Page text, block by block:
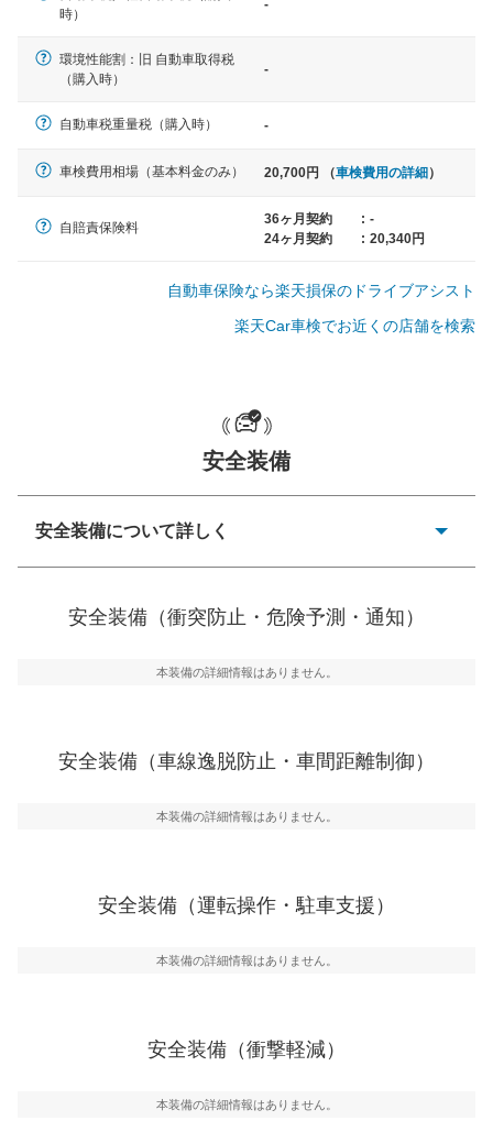
軽自動車
ノア、セレナ、プリウス、カロー
クラウン、アルファード、フォレ
時）
-
環境性能割：旧 自動車取得税
（購入時）
-
自動車税重量税（購入時） -
車検費用相場（基本料金のみ） 20,700円 （車検費用の詳細）
自賠責保険料
36ヶ月契約 : -
24ヶ月契約
: 20,340円
自動車保険なら楽天損保のドライブアシスト
楽天Car車検でお近くの店舗を検索
安全装備
安全装備について詳しく
ーキアシスト、ABSなどが装備されています。
車線逸脱防止
車線のはみだしやふらつきを防止するためにレーンキー
運転・駐車支援
グ・アシストやサイドブラインドモニターなどが装備さ
万が一車体が衝撃を受けたときに、運転者・同乗者を守
るSRSエアバッグシステム、プリテンショナーシートベ
安全装備（衝突防止・危険予測・通知）
本装備の詳細情報はありません。
安全装備（車線逸脱防止・車間距離制御）
本装備の詳細情報はありません。
安全装備（運転操作・駐車支援）
本装備の詳細情報はありません。
安全装備（衝撃軽減）
本装備の詳細情報はありません。